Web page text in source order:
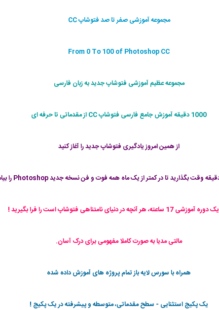
مجموعه آموزشی صفر تا صد فتوشاپ CC
From 0 To 100 of Photoshop CC
مجموعه عظیم آموزشی فتوشاپ جدید به زبان فارسی
1000 دقیقه آموزش جامع فارسی فتوشاپ CC از مقدماتی تا حرفه ای
از همین امروز یادگیری فتوشاپ جدید را آغاز کنید
ساعته، هر آنچه در دنیای نامتناهی فتوشاپ است را فرا بگیرید !
مالتی مدیا به صورت کاملا مفهومی برای درک آسان.
همراه با سورس لایه باز تمام پروژه های آموزش داده شده
یک پکیج استثنایی - سطح مقدماتی، متوسطه و پیشرفته در یک پکیج !